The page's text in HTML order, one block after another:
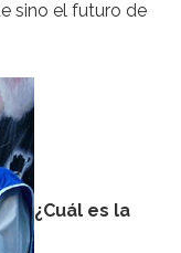
sino el futuro de
¿Cuál es la